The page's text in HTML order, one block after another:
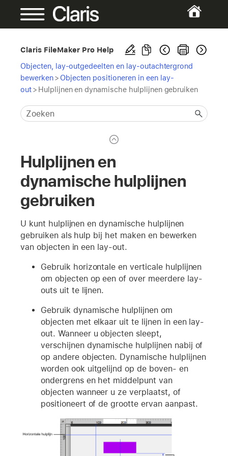
Claris FileMaker Pro Help
Objecten, lay-outgedeelten en lay-outachtergrond
bewerken> Objecten positioneren in een lay-
out> Hulplijnen en dynamische hulplijnen gebruiken
Hulplijnen en
dynamische hulplijnen
gebruiken
U kunt hulplijnen en dynamische hulplijnen
gebruiken als hulp bij het maken en bewerken
van objecten in een lay-out.
Gebruik horizontale en verticale hulplijnen
om objecten op een of over meerdere lay-
outs uit te lijnen.
Gebruik dynamische hulplijnen om
objecten met elkaar uit te lijnen in een lay-
out. Wanneer u objecten sleept,
verschijnen dynamische hulplijnen nabij of
op andere objecten. Dynamische hulplijnen
worden ook uitgelijnd op de boven- en
ondergrens en het middelpunt van
objecten wanneer u ze verplaatst, of
positioneert of de grootte ervan aanpast.